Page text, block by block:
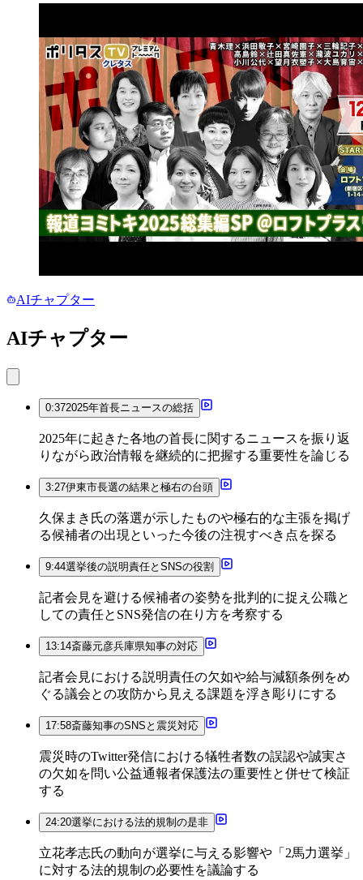
AIチャプター
AIチャプター
0:372025年首長ニュースの総括
2025年に起きた各地の首長に関するニュースを振り返
りながら政治情報を継続的に把握する重要性を論じる
3:27伊東市長選の結果と極右の台頭
久保まき氏の落選が示したものや極右的な主張を掲げ
る候補者の出現といった今後の注視すべき点を探る
9:44選挙後の説明責任とSNSの役割
記者会見を避ける候補者の姿勢を批判的に捉え公職と
しての責任とSNS発信の在り方を考察する
13:14斎藤元彦兵庫県知事の対応
記者会見における説明責任の欠如や給与減額条例をめ
ぐる議会との攻防から見える課題を浮き彫りにする
17:58斎藤知事のSNSと震災対応
震災時のTwitter発信における犠牲者数の誤認や誠実さ
の欠如を問い公益通報者保護法の重要性と併せて検証
する
24:20選挙における法的規制の是非
立花孝志氏の動向が選挙に与える影響や「2馬力選挙」
に対する法的規制の必要性を議論する